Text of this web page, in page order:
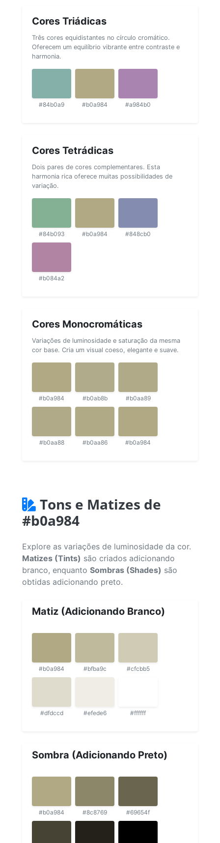
Cores Triádicas
Três cores equidistantes no círculo cromático.
Oferecem um equilíbrio vibrante entre contraste e
harmonia.
#84b0a9 #b0a984 #a984b0
Cores Tetrádicas
Dois pares de cores complementares. Esta
harmonia rica oferece muitas possibilidades de
variação.
#84b093 #b0a984 #848cb0
#b084a2
Cores Monocromáticas
Variações de luminosidade e saturação da mesma
cor base. Cria um visual coeso, elegante e suave.
#b0a984 #b0ab8b #b0aa89
#b0aa88 #b0aa86 #b0a984
Tons e Matizes de
#b0a984
Explore as variações de luminosidade da cor.
Matizes (Tints) são criados adicionando
branco, enquanto Sombras (Shades) são
obtidas adicionando preto.
Matiz (Adicionando Branco)
#b0a984 #bfba9c #cfcbb5
#dfdccd #efede6 #ffffff
Sombra (Adicionando Preto)
#b0a984 #8c8769 #69654f